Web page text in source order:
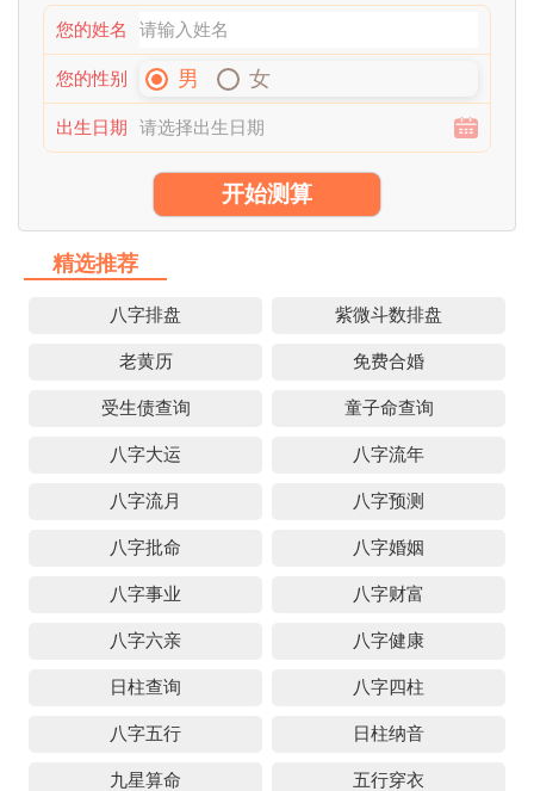
您的姓名
您的性别 男 女
出生日期
开始测算
精选推荐
八字排盘 紫微斗数排盘
老黄历 免费合婚
受生债查询 童子命查询
八字大运 八字流年
八字流月 八字预测
八字批命 八字婚姻
八字事业 八字财富
八字六亲 八字健康
日柱查询 八字四柱
八字五行 日柱纳音
九星算命 五行穿衣